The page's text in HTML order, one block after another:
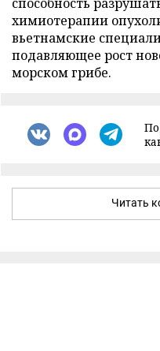
химиотерапии
вьетнамские
подавляющее рост
морском грибе.
Читать